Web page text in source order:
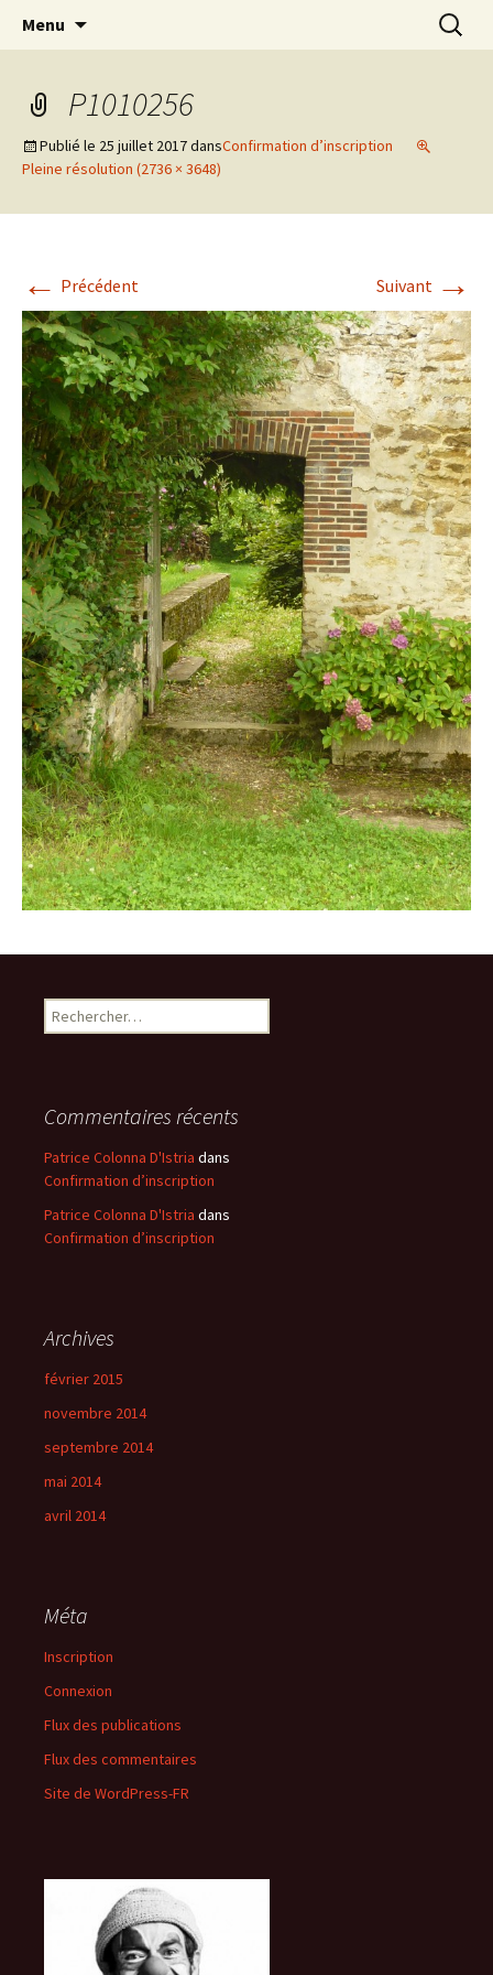
clowndesource
clown Ateliers stages Paris gestalt
Menu
P1010256
Publié le 25 juillet 2017dansConfirmation d’inscription
Pleine résolution (2736 × 3648)
← Précédent Suivant →
Rechercher :
Commentaires récents
Patrice Colonna D'Istria dans
Confirmation d’inscription
Patrice Colonna D'Istria dans
Confirmation d’inscription
Archives
février 2015
novembre 2014
septembre 2014
mai 2014
avril 2014
Méta
Inscription
Connexion
Flux des publications
Flux des commentaires
Site de WordPress-FR